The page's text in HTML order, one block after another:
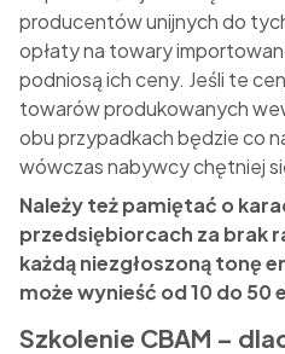
producentów unijnych do
opłaty na towary
podniosą ich ceny. Jeśli te
towarów produkowanych
obu przypadkach będzie co
wówczas nabywcy chętniej
Należy też pamiętać o
przedsiębiorcach za brak
każdą niezgłoszoną tonę
może wynieść od 10 do 50
Szkolenie CBAM –